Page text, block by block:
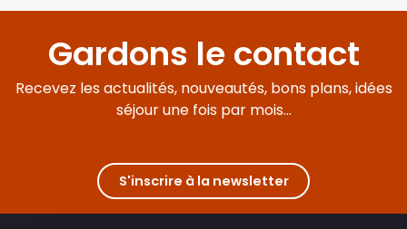
Gardons le contact
Recevez les actualités, nouveautés, bons plans, idées
séjour une fois par mois...
S'inscrire à la newsletter